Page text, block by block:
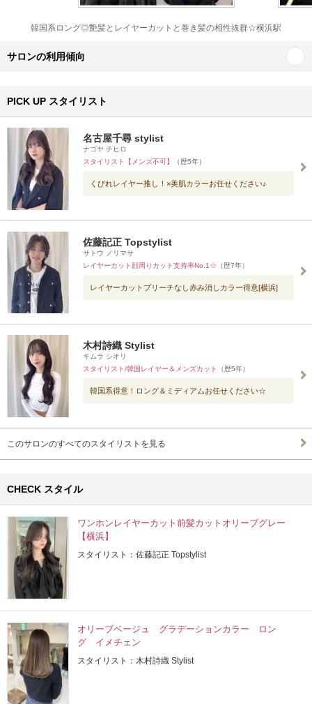
韓国系ロング◎艶髪とレイヤーカットと巻き髪の相性抜群☆横浜駅
サロンの利用傾向
PICK UP スタイリスト
名古屋千尋 stylist
ナゴヤ チヒロ
スタイリスト【メンズ不可】
（歴5年）
くびれレイヤー推し！×美肌カラーお任せください♪
佐藤記正 Topstylist
サトウ ノリマサ
レイヤーカット顔周りカット支持率No.1☆ （歴7年）
レイヤーカットブリーチなし赤み消しカラー得意[横浜]
木村詩織 Stylist
キムラ シオリ
スタイリスト/韓国レイヤー＆メンズカット
（歴5年）
韓国系得意！ロング＆ミディアムお任せください☆
このサロンのすべてのスタイリストを見る
CHECK スタイル
ワンホンレイヤーカット前髪カットオリーブグレー
【横浜】
スタイリスト：佐藤記正 Topstylist
オリーブベージュ グラデーションカラー ロン
グ イメチェン
スタイリスト：木村詩織 Stylist